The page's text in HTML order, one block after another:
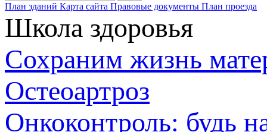
План зданий Карта сайта Правовые документы План проезда
Школа здоровья
Сохраним жизнь
Остеоартроз
Онкоконтроль: будь